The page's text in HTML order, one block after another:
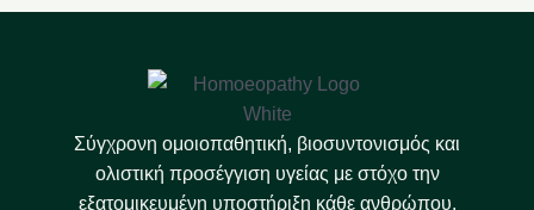
Σύγχρονη ομοιοπαθητική, βιοσυντονισμός και
ολιστική προσέγγιση υγείας με στόχο την
εξατομικευμένη υποστήριξη κάθε ανθρώπου.